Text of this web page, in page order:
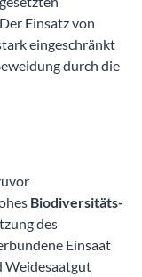
Einsatz von
eingeschränkt
durch die
Biodiversitäts-
des
Einsaat
Weidesaatgut